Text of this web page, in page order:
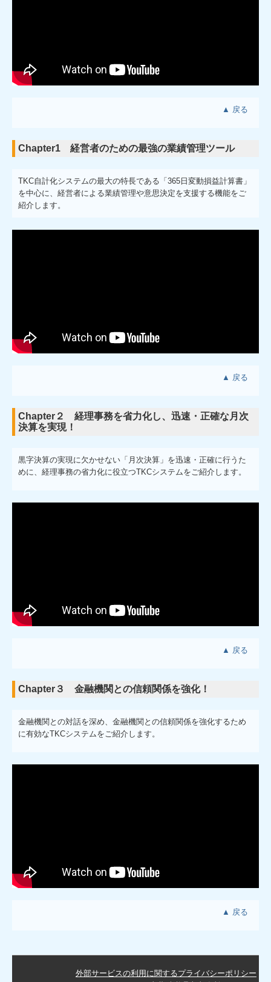
▲ 戻る
Chapter1 経営者のための最強の業績管理ツール
TKC自計化システムの最大の特長である「365日変動損益計算書」
を中心に、経営者による業績管理や意思決定を支援する機能をご
紹介します。
▲ 戻る
Chapter２ 経理事務を省力化し、迅速・正確な月次
決算を実現！
黒字決算の実現に欠かせない「月次決算」を迅速・正確に行うた
めに、経理事務の省力化に役立つTKCシステムをご紹介します。
▲ 戻る
Chapter３ 金融機関との信頼関係を強化！
金融機関との対話を深め、金融機関との信頼関係を強化するため
に有効なTKCシステムをご紹介します。
▲ 戻る
外部サービスの利用に関するプライバシーポリシー